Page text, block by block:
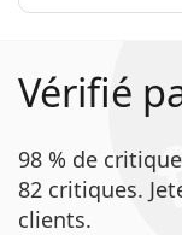
Vérifié
98 % de
82 critiques.
clients.